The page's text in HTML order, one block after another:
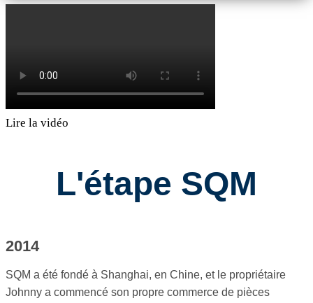
Lire la vidéo
L'étape SQM
2014
SQM a été fondé à Shanghai, en Chine, et le propriétaire
Johnny a commencé son propre commerce de pièces